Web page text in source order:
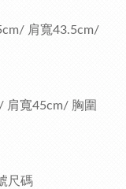
肩寬43.5cm/
肩寬45cm/ 胸圍
尺碼